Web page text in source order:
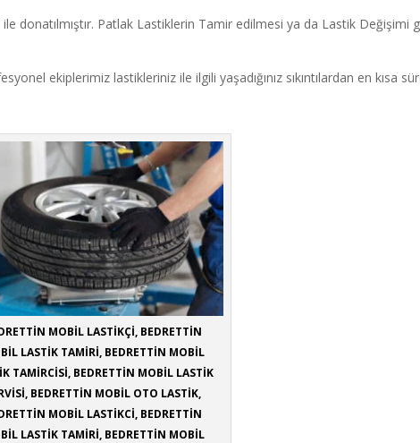
donatılmıştır. Patlak Lastiklerin Tamir edilmesi ya da Lastik Değişimi
ekiplerimiz lastikleriniz ile ilgili yaşadığınız sıkıntılardan en kısa
MOBİL LASTİKÇİ, BEDRETTİN
LASTİK TAMİRİ, BEDRETTİN MOBİL
TAMİRCİSİ, BEDRETTİN MOBİL LASTİK
BEDRETTİN MOBİL OTO LASTİK,
MOBİL LASTİKCİ, BEDRETTİN
LASTİK TAMİRİ, BEDRETTİN MOBİL